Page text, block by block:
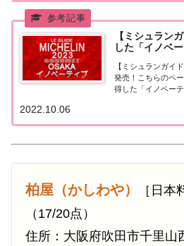
【ミシュラン
した「イノベ
【ミシュランガイ
発売！こちらのペ
得した「イノベー
ンガイド大阪2023
のお店は4店（3つ
2022.10.06
柏屋（かしわや）
［日本
（17/20点）
住所：大阪府吹田市千里山